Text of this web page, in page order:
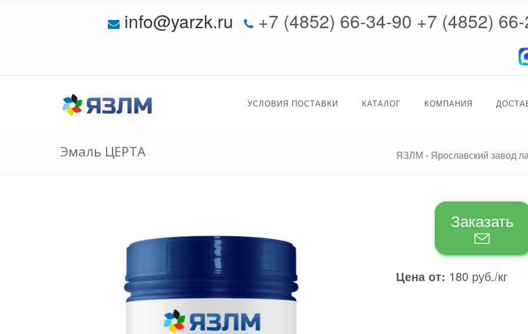
info@yarzk.ru +7 (4852) 66-34-90 +7 (4852)
УСЛОВИЯ ПОСТАВКИ КАТАЛОГ КОМПАНИЯ
Эмаль ЦЕРТА ЯЗЛМ - Ярославский завод
Заказать
Цена от: 180 руб./кг